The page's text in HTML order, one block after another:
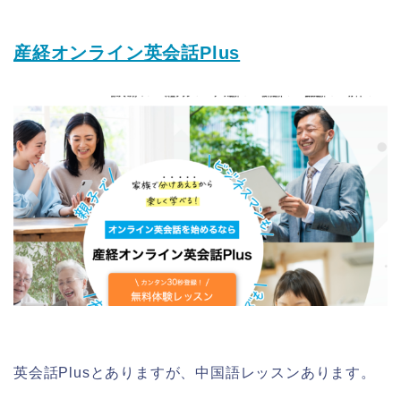
産経オンライン英会話Plus
英会話Plusとありますが、中国語レッスンあります。